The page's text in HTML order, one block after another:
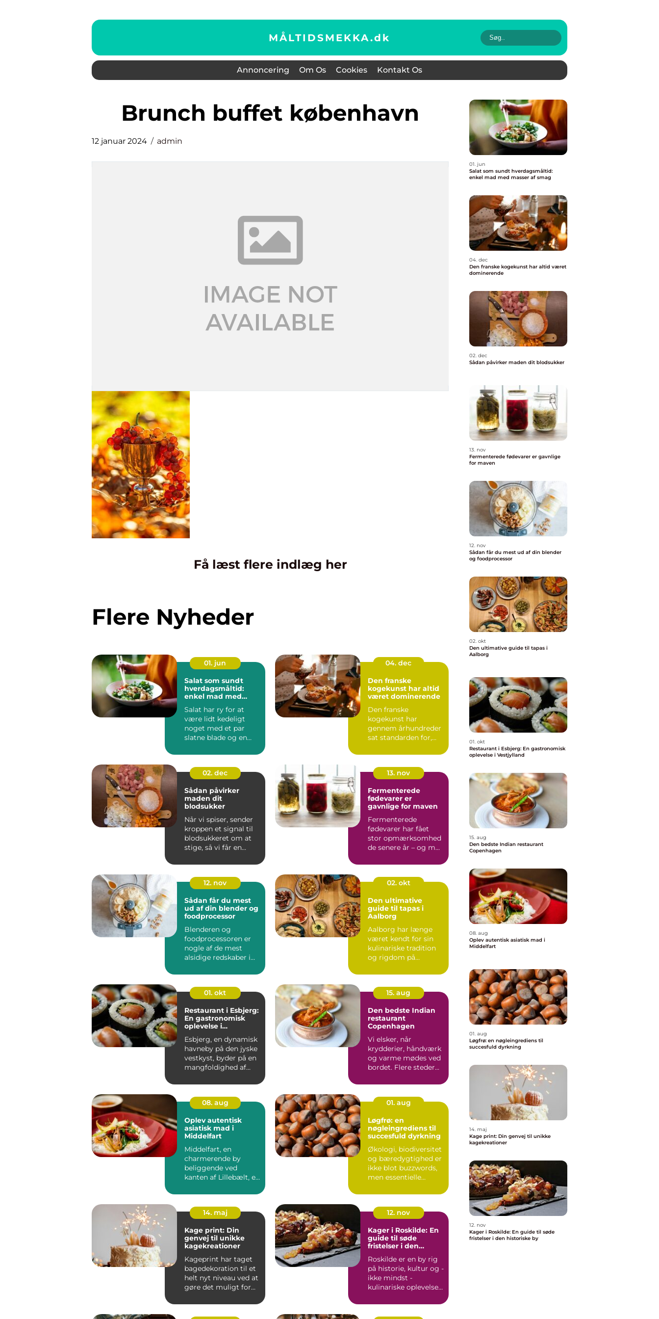
MÅLTIDSMEKKA.dk
Annoncering Om Os Cookies Kontakt Os
brunch buffet københavn
12 januar 2024 admin
Få læst flere indlæg her
Flere Nyheder
01. jun
Salat som sundt
hverdagsmåltid:
enkel mad med
Salat har ry for at
være lidt kedeligt
noget med et par
slatne blade og en
04. dec
Den franske
kogekunst har altid
været dominerende
Den franske
kogekunst har
gennem århundreder
sat standarden for,
mad, smag...
02. dec
Sådan påvirker
maden dit
blodsukker
Når vi spiser, sender
kroppen et signal til
blodsukkeret om at
stige, så vi får en...
13. nov
Fermenterede
fødevarer er
gavnlige for maven
Fermenterede
fødevarer har fået
stor opmærksomhed
de senere år – og m...
12. nov
Sådan får du mest
ud af din blender og
foodprocessor
Blenderen og
foodprocessoren er
nogle af de mest
alsidige redskaber i
mange bru...
02. okt
Den ultimative
guide til tapas i
Aalborg
Aalborg har længe
været kendt for sin
kulinariske tradition
og rigdom på
01. okt
Restaurant i Esbjerg:
En gastronomisk
oplevelse i
Esbjerg, en dynamisk
havneby på den jyske
vestkyst, byder på en
mangfoldighed af
15. aug
Den bedste Indian
restaurant
Copenhagen
Vi elsker, når
krydderier, håndværk
og varme mødes ved
bordet. Flere steder...
08. aug
Oplev autentisk
asiatisk mad i
Middelfart
Middelfart, en
charmerende by
beliggende ved
kanten af Lillebælt, er
01. aug
Løgfrø: en
nøgleingrediens til
succesfuld dyrkning
Økologi, biodiversitet
og bæredygtighed er
ikke blot buzzwords,
men essentielle
14. maj
Kage print: Din
genvej til unikke
kagekreationer
Kageprint har taget
bagedekoration til et
helt nyt niveau ved at
gøre det muligt for
12. nov
Kager i Roskilde: En
guide til søde
fristelser i den
Roskilde er en by rig
på historie, kultur og -
ikke mindst -
kulinariske oplevelser.
01. jun
Salat som sundt hverdagsmåltid:
enkel mad med masser af smag
04. dec
Den franske kogekunst har altid været
dominerende
02. dec
Sådan påvirker maden dit blodsukker
13. nov
Fermenterede fødevarer er gavnlige
for maven
12. nov
Sådan får du mest ud af din blender
og foodprocessor
02. okt
Den ultimative guide til tapas i
Aalborg
01. okt
Restaurant i Esbjerg: En gastronomisk
oplevelse i Vestjylland
15. aug
Den bedste Indian restaurant
Copenhagen
08. aug
Oplev autentisk asiatisk mad i
Middelfart
01. aug
Løgfrø: en nøgleingrediens til
succesfuld dyrkning
14. maj
Kage print: Din genvej til unikke
kagekreationer
12. nov
Kager i Roskilde: En guide til søde
fristelser i den historiske by